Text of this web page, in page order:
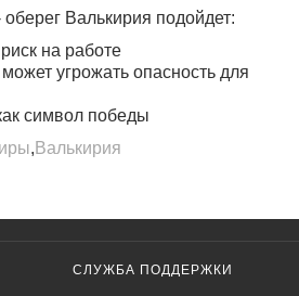
Валькирия подойдет:
на работе
угрожать опасность для
символ победы
, Валькирия
СЛУЖБА ПОДДЕРЖКИ